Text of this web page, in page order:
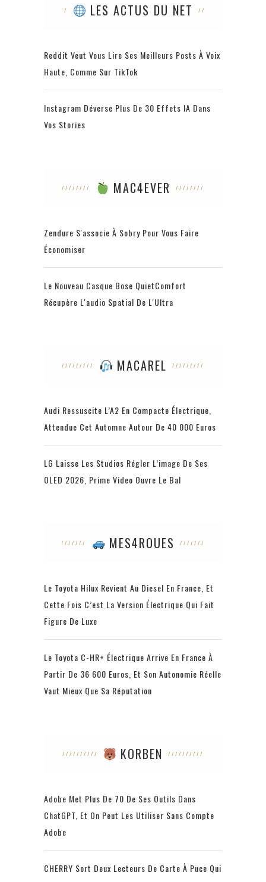
LES ACTUS DU NET
Reddit Veut Vous Lire Ses Meilleurs Posts À Voix
Haute, Comme Sur TikTok
Instagram Déverse Plus De 30 Effets IA Dans
Vos Stories
MAC4EVER
Zendure S'associe À Sobry Pour Vous Faire
Économiser
Le Nouveau Casque Bose QuietComfort
Récupère L'audio Spatial De L'Ultra
MACAREL
Audi Ressuscite L’A2 En Compacte Électrique,
Attendue Cet Automne Autour De 40 000 Euros
LG Laisse Les Studios Régler L’image De Ses
OLED 2026, Prime Video Ouvre Le Bal
MES4ROUES
Le Toyota Hilux Revient Au Diesel En France, Et
Cette Fois C’est La Version Électrique Qui Fait
Figure De Luxe
Le Toyota C-HR+ Électrique Arrive En France À
Partir De 36 600 Euros, Et Son Autonomie Réelle
Vaut Mieux Que Sa Réputation
KORBEN
Adobe Met Plus De 70 De Ses Outils Dans
ChatGPT, Et On Peut Les Utiliser Sans Compte
Adobe
CHERRY Sort Deux Lecteurs De Carte À Puce Qui